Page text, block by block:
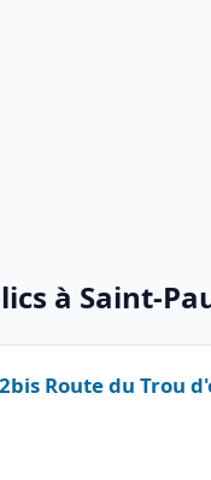
à Saint-
Route du Trou